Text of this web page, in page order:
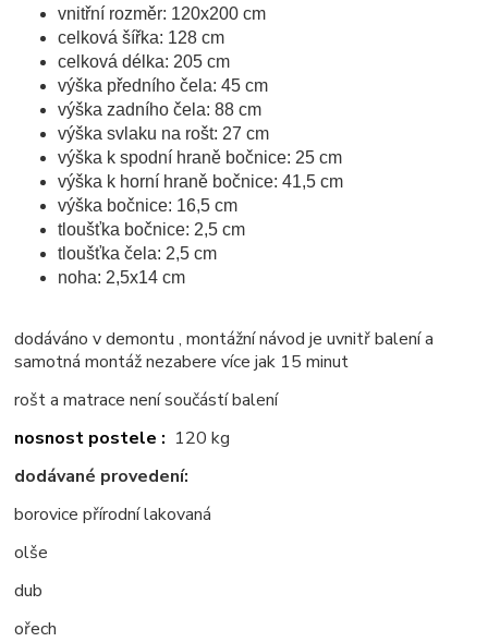
vnitřní rozměr: 120x200 cm
celková šířka: 128 cm
celková délka: 205 cm
výška předního čela: 45 cm
výška zadního čela: 88 cm
výška svlaku na rošt: 27 cm
výška k spodní hraně bočnice: 25 cm
výška k horní hraně bočnice: 41,5 cm
výška bočnice: 16,5 cm
tloušťka bočnice: 2,5 cm
tloušťka čela: 2,5 cm
noha: 2,5x14 cm
dodáváno v demontu , montážní návod je uvnitř balení a
samotná montáž nezabere více jak 15 minut
rošt a matrace není součástí balení
nosnost postele : 120 kg
dodávané provedení:
borovice přírodní lakovaná
olše
dub
ořech